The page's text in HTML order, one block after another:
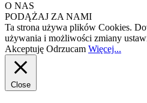
O NAS
PODĄŻAJ ZA NAMI
Ta strona używa plików Cookies.
używania i możliwości zmiany
Akceptuję Odrzucam Więcej...
Close